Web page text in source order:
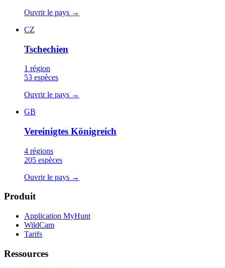
Ouvrir le pays →
CZ
Tschechien
1 région
53 espèces
Ouvrir le pays →
GB
Vereinigtes Königreich
4 régions
205 espèces
Ouvrir le pays →
Produit
Application MyHunt
WildCam
Tarifs
Ressources